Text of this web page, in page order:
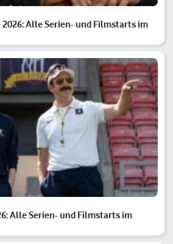
Alle Serien- und Filmstarts im
Alle Serien- und Filmstarts im